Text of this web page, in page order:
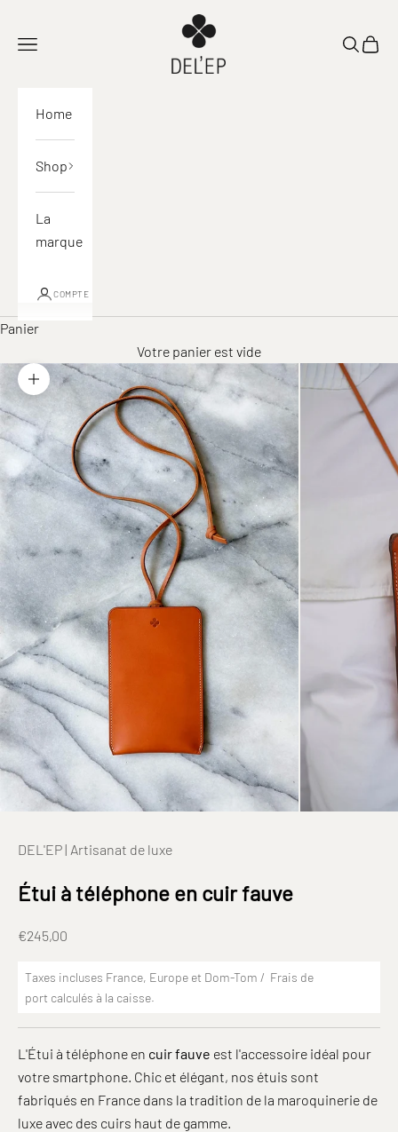
Ouvrir la navigation
Ouvrir la
Voir
Home
Shop
La
marque
COMPTE
Panier
Votre panier est vide
Zoomer sur l'image
DEL'EP | Artisanat de luxe
Étui à téléphone en cuir fauve
Prix de vente
€245,00
Taxes incluses France, Europe et Dom-Tom / Frais de
port calculés à la caisse.
L'Étui à téléphone en cuir fauve est l'accessoire idéal pour
votre smartphone. Chic et élégant, nos étuis sont
fabriqués en France dans la tradition de la maroquinerie de
luxe avec des cuirs haut de gamme.